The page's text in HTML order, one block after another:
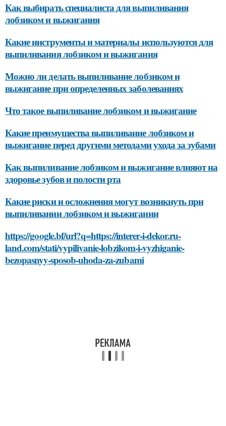
Как выбирать специалиста для выпиливания
лобзиком и выжигания
Какие инструменты и материалы используются для
выпиливания лобзиком и выжигания
Можно ли делать выпиливание лобзиком и
выжигание при определенных заболеваниях
Что такое выпиливание лобзиком и выжигание
Какие преимущества выпиливание лобзиком и
выжигание перед другими методами ухода за зубами
Как выпиливание лобзиком и выжигание влияют на
здоровье зубов и полости рта
Какие риски и осложнения могут возникнуть при
выпиливании лобзиком и выжигании
https://google.bf/url?q=https://interer-i-dekor.ru-
land.com/stati/vypilivanie-lobzikom-i-vyzhiganie-
bezopasnyy-sposob-uhoda-za-zubami